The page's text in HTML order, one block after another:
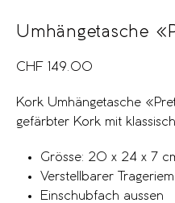
Umhängetasche
CHF 149.00
Kork Umhängetasche
gefärbter Kork mit
Grösse: 20 x 24 x 7
Verstellbarer
Einschubfach aussen